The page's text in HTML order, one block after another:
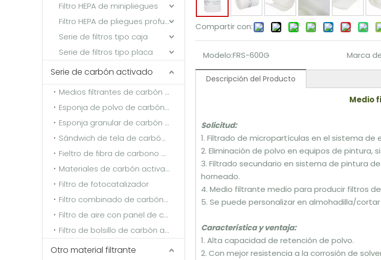
Filtro HEPA de minipliegues
Filtro HEPA de pliegues profundos
Serie de filtros tipo caja
Serie de filtros tipo placa
Serie de carbón activado
Medios filtrantes de carbón activado de fibra sintética
Esponja de polvo de carbón activado
Esponja granular de carbón activado
Sándwich de tela de carbón activado
Fieltro de fibra de carbono activado
Materiales de carbón activado
Filtro de fotocatalizador
Filtro combinado de carbón activado
Filtro de aire con panel de carbón activado
Filtro de bolsillo de carbón activado
Otro material filtrante
Compartir con:
Modelo:FRS-600G Marca
Descripción del Producto
Medio
Solicitud:
1. Filtrado de micropartículas en el sistema
2. Eliminación de polvo en equipos de pintura,
3. Filtrado secundario en sistema de pintura
horneado.
4. Medio filtrante medio para producir filtros
5. Se puede personalizar en almohadilla/
Característica y ventaja:
1. Alta capacidad de retención de polvo.
2. Con mejor resistencia a la corrosión de